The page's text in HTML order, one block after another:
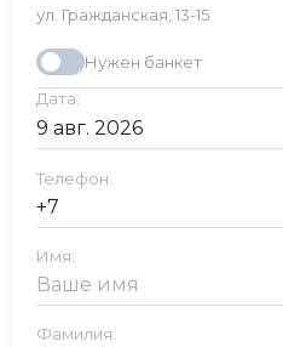
ул. Гражданская, 13-15
Нужен банкет
Дата:
Телефон:
Имя:
Фамилия: